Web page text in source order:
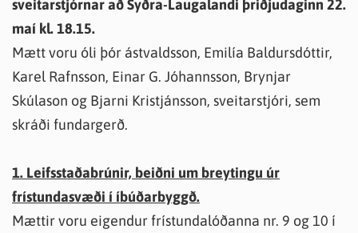
sveitarstjórnar að Syðra-Laugalandi þriðjudaginn 22.
maí kl. 18.15.
Mætt voru óli þór ástvaldsson, Emilía Baldursdóttir,
Karel Rafnsson, Einar G. Jóhannsson, Brynjar
Skúlason og Bjarni Kristjánsson, sveitarstjóri, sem
skráði fundargerð.
1. Leifsstaðabrúnir, beiðni um breytingu úr
frístundasvæði í íbúðarbyggð.
Mættir voru eigendur frístundalóðanna nr. 9 og 10 í